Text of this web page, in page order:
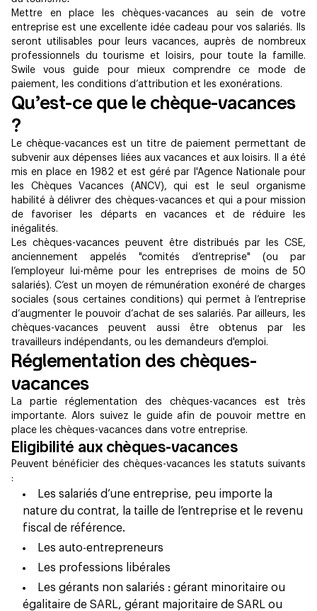
Mettre en place les chèques-vacances au sein de votre
entreprise est une excellente idée cadeau pour vos salariés. Ils
seront utilisables pour leurs vacances, auprès de nombreux
professionnels du tourisme et loisirs, pour toute la famille.
Swile vous guide pour mieux comprendre ce mode de
paiement, les conditions d’attribution et les exonérations.
Qu’est-ce que le chèque-vacances
?
Le chèque-vacances est un titre de paiement permettant de
subvenir aux dépenses liées aux vacances et aux loisirs. Il a été
mis en place en 1982 et est géré par l'Agence Nationale pour
les Chèques Vacances (ANCV), qui est le seul organisme
habilité à délivrer des chèques-vacances et qui a pour mission
de favoriser les départs en vacances et de réduire les
inégalités.
Les chèques-vacances peuvent être distribués par les CSE,
anciennement appelés "comités d’entreprise" (ou par
l’employeur lui-même pour les entreprises de moins de 50
salariés). C’est un moyen de rémunération exonéré de charges
sociales (sous certaines conditions) qui permet à l’entreprise
d’augmenter le pouvoir d’achat de ses salariés. Par ailleurs, les
chèques-vacances peuvent aussi être obtenus par les
travailleurs indépendants, ou les demandeurs d'emploi.
Réglementation des chèques-
vacances
La partie réglementation des chèques-vacances est très
importante. Alors suivez le guide afin de pouvoir mettre en
place les chèques-vacances dans votre entreprise.
Eligibilité aux chèques-vacances
Peuvent bénéficier des chèques-vacances les statuts suivants
:
Les salariés d’une entreprise, peu importe la
nature du contrat, la taille de l’entreprise et le revenu
fiscal de référence.
Les auto-entrepreneurs
Les professions libérales
Les gérants non salariés : gérant minoritaire ou
égalitaire de SARL, gérant majoritaire de SARL ou